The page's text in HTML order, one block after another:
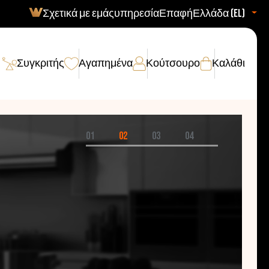
Σχετικά με εμάςυπηρεσίαΕπαφήΕλλάδα (el)
Συγκριτής Αγαπημένα Κούτσουρο Καλάθι
01 02 03 04